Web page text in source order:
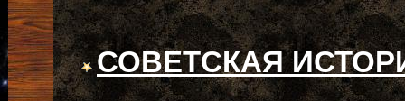
СОВЕТСКАЯ